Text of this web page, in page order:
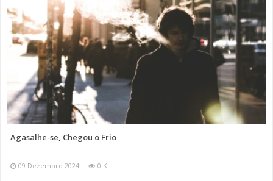
Agasalhe-se, Chegou o Frio
09 Dezembro 2024 0 K